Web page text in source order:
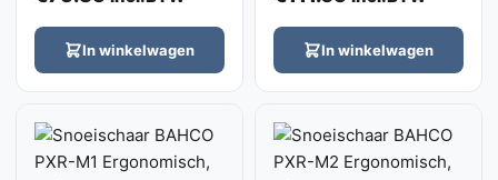
In winkelwagen In winkelwagen